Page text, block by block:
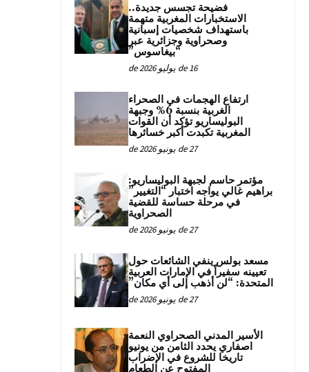
فضيحة تجسس جديدة..
الاستخبارات المغربية متهمة
باستهداف شخصيات إسبانية
وصحراوية وجزائرية عبر
“بيغاسوس”
16 de يوليو de 2026
ارتفاع الهجمات في الصحراء
الغربية بنسبة 6% وجبهة
البوليساريو تؤكد أن القوات
المغربية تكبدت أكبر خسائرها
27 de يونيو de 2026
مؤتمر حاسم لجبهة البوليساريو:
براهيم غالي يواجه اختبار “التغيير”
في مرحلة حساسة للقضية
الصحراوية
27 de يونيو de 2026
مسعد بولس ينفي الشائعات حول
تعيينه سفيراً في الإمارات العربية
المتحدة: “لن أذهب إلى أي مكان”
27 de يونيو de 2026
الأسير المدني الصحراوي النعمة
اصفاري يحدد الثامن من يونيو
تاريخا للشروع في الإضراب
المفتوح عن الطعام